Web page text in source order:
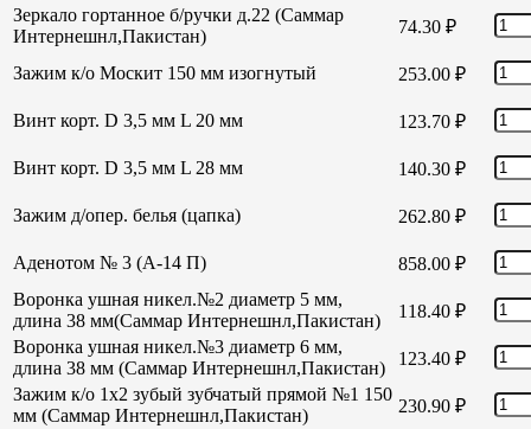
Зеркало гортанное б/ручки д.22 (Саммар
Интернешнл,Пакистан)
74.30 ₽
Зажим к/о Москит 150 мм изогнутый 253.00 ₽
Винт корт. D 3,5 мм L 20 мм 123.70 ₽
Винт корт. D 3,5 мм L 28 мм 140.30 ₽
Зажим д/опер. белья (цапка) 262.80 ₽
Аденотом № 3 (А-14 П) 858.00 ₽
Воронка ушная никел.№2 диаметр 5 мм,
длина 38 мм(Саммар Интернешнл,Пакистан)
118.40 ₽
Воронка ушная никел.№3 диаметр 6 мм,
длина 38 мм (Саммар Интернешнл,Пакистан)
123.40 ₽
Зажим к/о 1х2 зубый зубчатый прямой №1 150
мм (Саммар Интернешнл,Пакистан)
230.90 ₽